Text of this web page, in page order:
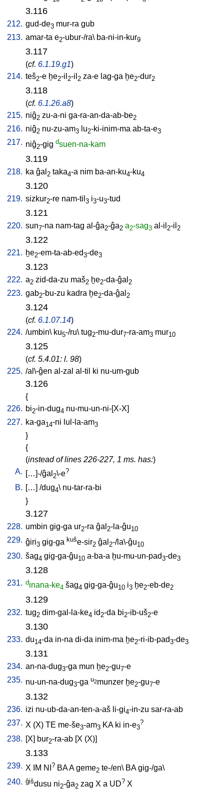
3.116
212. gud-de3 mur-ra gub
213. amar-ta e2-ubur-/ra\ ba-ni-in-kur9
3.117
(cf. 6.1.19.g1)
214. teš2-e ḫe2-il 2-il 2 za-e lag-ga ḫe2-dur2
3.118
(cf. 6.1.26.a8)
215. niĝ2 zu-a-ni ga-ra-an-da-ab-be2
216. niĝ2 nu-zu-am3 lu2-ki-inim-ma ab-ta-e3
217. niĝ2-gig dsuen-na-kam
3.119
218. ka ĝal 2 taka4-a nim ba-an-ku4-ku4
3.120
219. sizkur2-re nam-til 3 i3-u3-tud
3.121
220. sun7-na nam-tag al-ĝa2-ĝa2 a2-sag3 al-il 2-il 2
3.122
221. ḫe2-em-ta-ab-ed3-de3
3.123
222. a2 zid-da-zu maš2 ḫe2-da-ĝal 2
223. gab2-bu-zu kadra ḫe2-da-ĝal 2
3.124
(cf. 6.1.07.14)
224. /umbin\ ku5-/ru\ tug2-mu-dur7-ra-am3 mur10
3.125
(cf. 5.4.01: l. 98)
225. /al\-ĝen al-zal al-til ki nu-um-gub
3.126
{
226. bi2-in-dug4 nu-mu-un-ni-[X-X]
227. ka-ga14-ni lul-la-am3
}
{
(instead of lines 226-227, 1 ms. has:)
A. […]-/ĝal 2\-e?
B. […] /dug4\ nu-tar-ra-bi
}
3.127
228. umbin gig-ga ur2-ra ĝal 2-la-ĝu10
229. ĝiri3 gig-ga kuše-sir2 ĝal 2-/la\-ĝu10
230. šag4 gig-ga-ĝu10 a-ba-a ḫu-mu-un-pad3-de3
3.128
231. dinana-ke4 šag4 gig-ga-ĝu10 i3 ḫe2-eb-de2
3.129
232. tug2 dim-gal-la-ke4 id 2-da bi2-ib-uš2-e
3.130
233. du14-da in-na di-da inim-ma ḫe2-ri-ib-pad3-de3
3.131
234. an-na-dug3-ga mun ḫe2-gu7-e
235. nu-un-na-dug3-ga u2munzer ḫe2-gu7-e
3.132
236. izi nu-ub-da-an-ten-a-aš li-gi4-in-zu sar-ra-ab
237. X (X) TE me-še3-am3 KA ki in-e3
?
238. [X] bur2-ra-ab [X (X)]
3.133
239. X IM NI ? BAA geme2 te-/en\ BA gig-/ga\
240. ĝišdusu ni2-ĝa2 zag X a UD? X